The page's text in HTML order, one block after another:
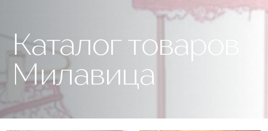
Каталог товаров
Милавица